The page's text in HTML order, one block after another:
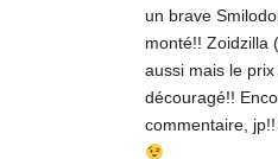
un brave
monté!! Zoidzilla
aussi mais le prix
découragé!!
commentaire,